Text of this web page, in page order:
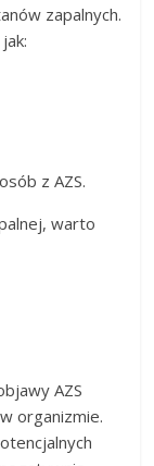
zapalnych.
z AZS.
warto
AZS
organizmie.